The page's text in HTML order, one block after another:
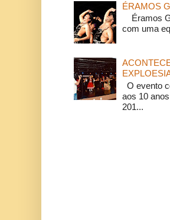
ÉRAMOS
Éramos
com uma
O evento
aos 10
201...